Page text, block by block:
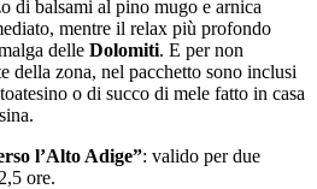
di balsami al pino mugo e arnica
mentre il relax più profondo
delle Dolomiti. E per non
della zona, nel pacchetto sono inclusi
o di succo di mele fatto in casa
l’Alto Adige”: valido per due
ore.